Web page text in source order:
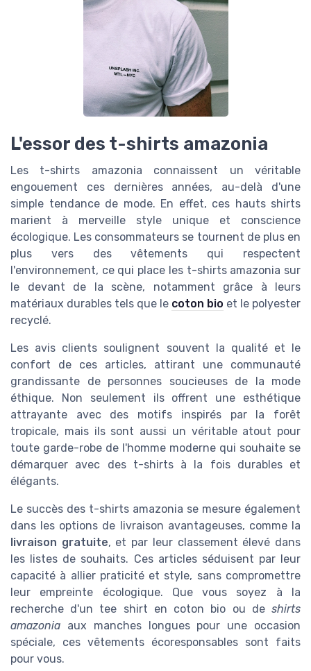
L'essor des t-shirts amazonia
Les t-shirts amazonia connaissent un véritable
engouement ces dernières années, au-delà d'une
simple tendance de mode. En effet, ces hauts shirts
marient à merveille style unique et conscience
écologique. Les consommateurs se tournent de plus en
plus vers des vêtements qui respectent
l'environnement, ce qui place les t-shirts amazonia sur
le devant de la scène, notamment grâce à leurs
matériaux durables tels que le coton bio et le polyester
recyclé.
Les avis clients soulignent souvent la qualité et le
confort de ces articles, attirant une communauté
grandissante de personnes soucieuses de la mode
éthique. Non seulement ils offrent une esthétique
attrayante avec des motifs inspirés par la forêt
tropicale, mais ils sont aussi un véritable atout pour
toute garde-robe de l'homme moderne qui souhaite se
démarquer avec des t-shirts à la fois durables et
élégants.
Le succès des t-shirts amazonia se mesure également
dans les options de livraison avantageuses, comme la
livraison gratuite, et par leur classement élevé dans
les listes de souhaits. Ces articles séduisent par leur
capacité à allier praticité et style, sans compromettre
leur empreinte écologique. Que vous soyez à la
recherche d'un tee shirt en coton bio ou de shirts
amazonia aux manches longues pour une occasion
spéciale, ces vêtements écoresponsables sont faits
pour vous.